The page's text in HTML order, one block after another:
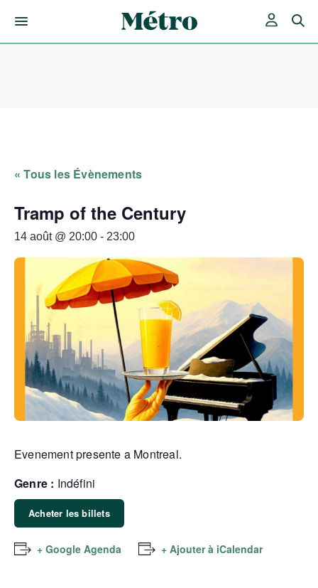
« Tous les Évènements
Tramp of the Century
14 août @ 20:00 - 23:00
Evenement presente a Montreal.
Genre : Indéfini
Acheter les billets
+ Google Agenda + Ajouter à iCalendar